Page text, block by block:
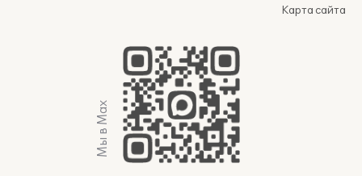
Карта сайта
Мы в Max